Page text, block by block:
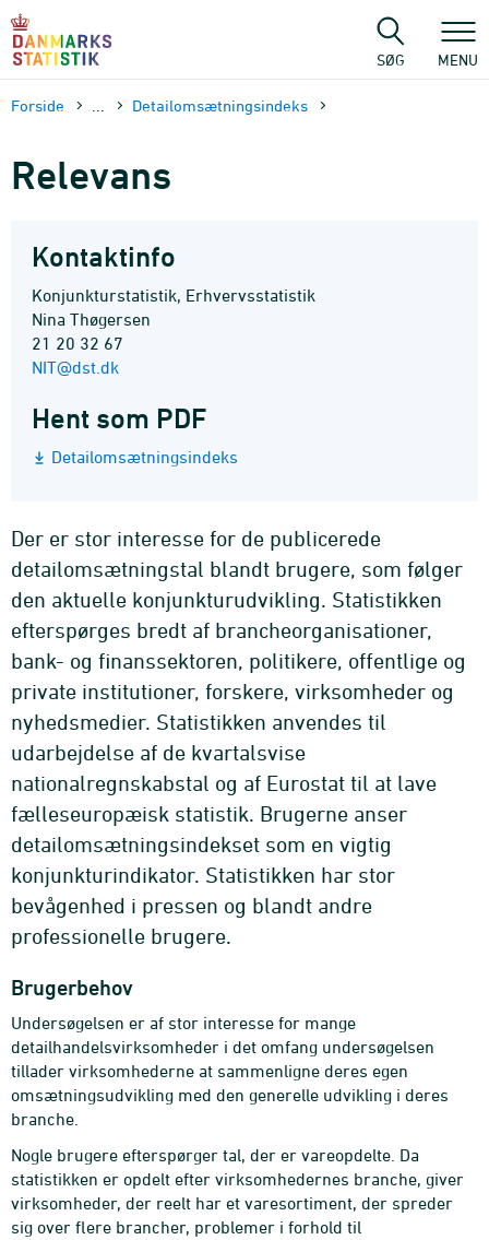
sidens
SØG MENU
Forside Detailomsætningsindeks
Relevans
Kontaktinfo
Konjunkturstatistik, Erhvervsstatistik
Nina Thøgersen
21 20 32 67
NIT@dst.dk
Hent som PDF
Detailomsætningsindeks
Der er stor interesse for de publicerede
detailomsætningstal blandt brugere, som følger
den aktuelle konjunkturudvikling. Statistikken
efterspørges bredt af brancheorganisationer,
bank- og finanssektoren, politikere, offentlige og
private institutioner, forskere, virksomheder og
nyhedsmedier. Statistikken anvendes til
udarbejdelse af de kvartalsvise
nationalregnskabstal og af Eurostat til at lave
fælleseuropæisk statistik. Brugerne anser
detailomsætningsindekset som en vigtig
konjunkturindikator. Statistikken har stor
bevågenhed i pressen og blandt andre
professionelle brugere.
Brugerbehov
Undersøgelsen er af stor interesse for mange
detailhandelsvirksomheder i det omfang undersøgelsen
tillader virksomhederne at sammenligne deres egen
omsætningsudvikling med den generelle udvikling i deres
branche.
Nogle brugere efterspørger tal, der er vareopdelte. Da
statistikken er opdelt efter virksomhedernes branche, giver
virksomheder, der reelt har et varesortiment, der spreder
sig over flere brancher, problemer i forhold til